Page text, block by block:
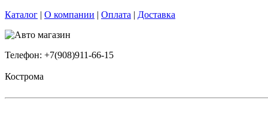
Каталог | О компании | Оплата | Доставка
Телефон: +7(908)911-66-15
Кострома